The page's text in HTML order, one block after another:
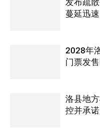
发布疏
蔓延迅
2028年
门票发
洛县地
控并承